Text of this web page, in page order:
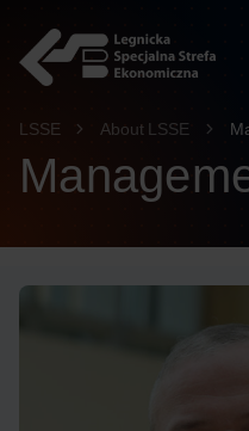
LSSE About LSSE